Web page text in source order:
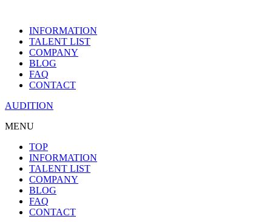
INFORMATION
TALENT LIST
COMPANY
BLOG
FAQ
CONTACT
AUDITION
MENU
TOP
INFORMATION
TALENT LIST
COMPANY
BLOG
FAQ
CONTACT